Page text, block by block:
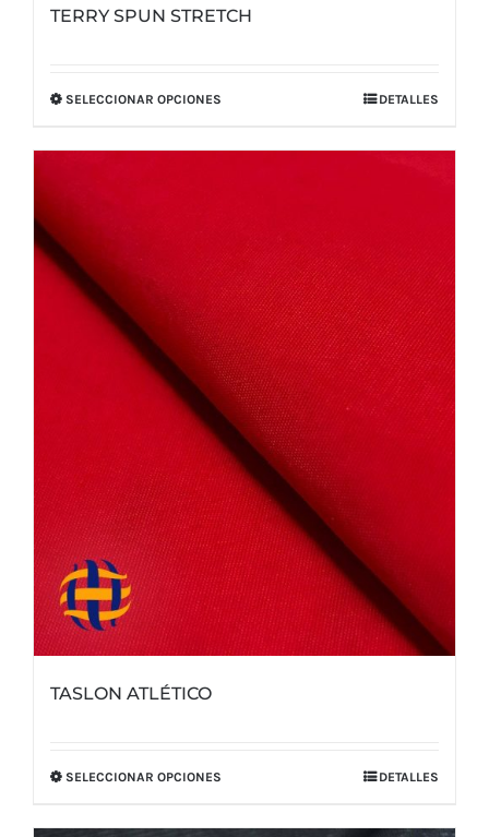
TERRY SPUN STRETCH
SELECCIONAR OPCIONES
Las
opciones
se
pueden
elegir
en
la
página
de
producto
DETALLES
TASLON ATLÉTICO
SELECCIONAR OPCIONES DETALLES